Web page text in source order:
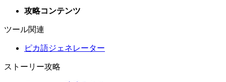
攻略コンテンツ
ツール関連
ピカ語ジェネレーター
ストーリー攻略